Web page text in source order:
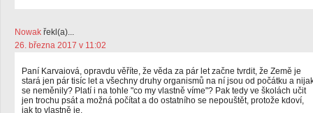
Nowak řekl(a)...
26. března 2017 v 11:02
Paní Karvaiová, opravdu věříte, že věda za pár let začne tvrdit, že Země je
stará jen pár tisíc let a všechny druhy organismů na ní jsou od počátku a
se neměnily? Platí i na tohle "co my vlastně víme"? Pak tedy ve školách učit
jen trochu psát a možná počítat a do ostatního se nepouštět, protože kdoví,
jak to vlastně je.